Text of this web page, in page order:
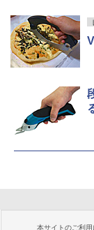
本サイトのご利用